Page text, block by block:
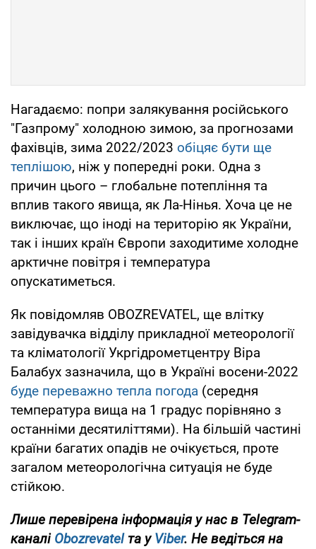
Нагадаємо: попри залякування російського
"Газпрому" холодною зимою, за прогнозами
фахівців, зима 2022/2023 обіцяє бути ще
теплішою, ніж у попередні роки. Одна з
причин цього – глобальне потепління та
вплив такого явища, як Ла-Нінья. Хоча це не
виключає, що іноді на територію як України,
так і інших країн Європи заходитиме холодне
арктичне повітря і температура
опускатиметься.
Як повідомляв OBOZREVATEL, ще влітку
завідувачка відділу прикладної метеорології
та кліматології Укргідрометцентру Віра
Балабух зазначила, що в Україні восени-2022
буде переважно тепла погода (середня
температура вища на 1 градус порівняно з
останніми десятиліттями). На більшій частині
країни багатих опадів не очікується, проте
загалом метеорологічна ситуація не буде
стійкою.
Лише перевірена інформація у нас в Telegram-
каналі Obozrevatel та уViber. Не ведіться на